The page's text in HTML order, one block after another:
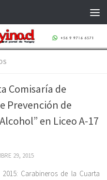
Comisaría de
Prevención de
en Liceo A-17
29, 2015
Carabineros de la Cuarta